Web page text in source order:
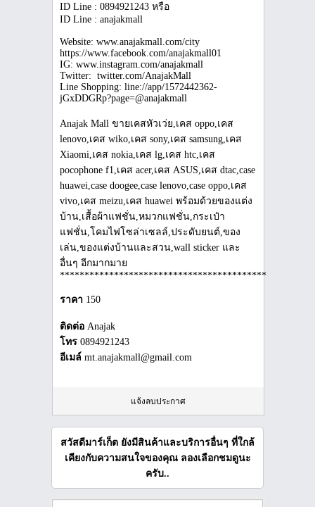
ID Line : 0894921243 หรือ
ID Line : anajakmall
Website: www.anajakmall.com/city
https://www.facebook.com/anajakmall01
IG: www.instagram.com/anajakmall
Twitter: twitter.com/AnajakMall
Line Shopping: line://app/1572442362-
jGxDDGRp?page=@anajakmall
Anajak Mall ขายเคสหัวเว่ย,เคส oppo,เคส
lenovo,เคส wiko,เคส sony,เคส samsung,เคส
Xiaomi,เคส nokia,เคส lg,เคส htc,เคส
pocophone f1,เคส acer,เคส ASUS,เคส dtac,case
huawei,case doogee,case lenovo,case oppo,เคส
vivo,เคส meizu,เคส huawei พร้อมด้วยของแต่ง
บ้าน,เสื้อผ้าแฟชั่น,หมวกแฟชั่น,กระเป๋า
แฟชั่น,โคมไฟโซล่าเซลล์,ประดับยนต์,ของ
เล่น,ของแต่งบ้านและสวน,wall sticker และ
อื่นๆ อีกมากมาย
ราคา 150
ติดต่อ Anajak
โทร 0894921243
อีเมล์ mt.anajakmall@gmail.com
แจ้งลบประกาศ
สวัสดีมาร์เก็ต ยังมีสินค้าและบริการอื่นๆ ที่ใกล้
เคียงกับความสนใจของคุณ ลองเลือกชมดูนะ
ครับ..